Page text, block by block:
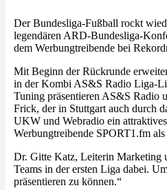
Der Bundesliga-Fußball rockt
legendären ARD-Bundesliga-
dem Werbungtreibende bei
Mit Beginn der Rückrunde
in der Kombi AS&S Radio Liga-
Tuning präsentieren AS&S Radio
Frick, der in Stuttgart auch durch
UKW und Webradio ein
Werbungtreibende SPORT1.fm
Dr. Gitte Katz, Leiterin Marketing
Teams in der ersten Liga dabei.
präsentieren zu können.“